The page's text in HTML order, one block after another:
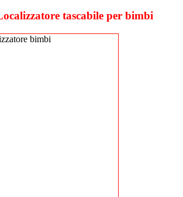
tascabile per bimbi